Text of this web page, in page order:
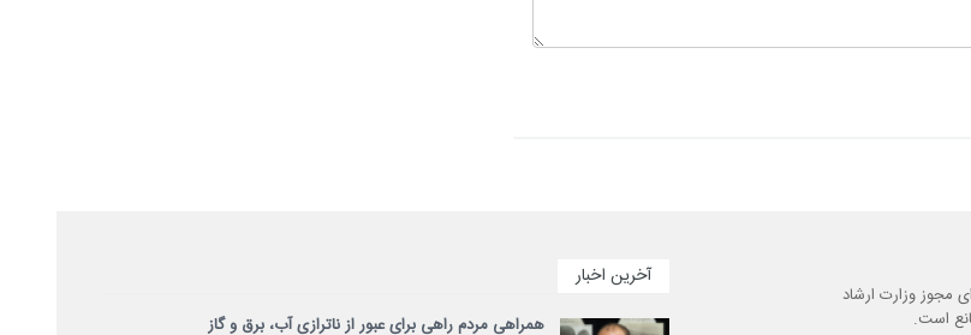
آخرین اخبار
همراهی مردم راهی برای عبور از ناترازی آب، برق و گاز
مجوز وزارت ارشاد
است.